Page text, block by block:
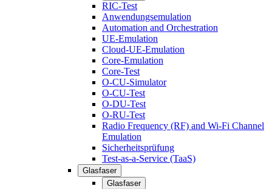
RIC-Test
Anwendungsemulation
Automation and Orchestration
UE-Emulation
Cloud-UE-Emulation
Core-Emulation
Core-Test
O-CU-Simulator
O-CU-Test
O-DU-Test
O-RU-Test
Radio Frequency (RF) and Wi-Fi Channel
Emulation
Sicherheitsprüfung
Test-as-a-Service (TaaS)
Glasfaser
Glasfaser